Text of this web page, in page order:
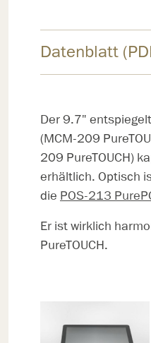
Datenblatt
Der 9.7"
(MCM-209
209 PureTOUCH)
erhältlich. Optisch
die POS-213
Er ist wirklich
PureTOUCH.